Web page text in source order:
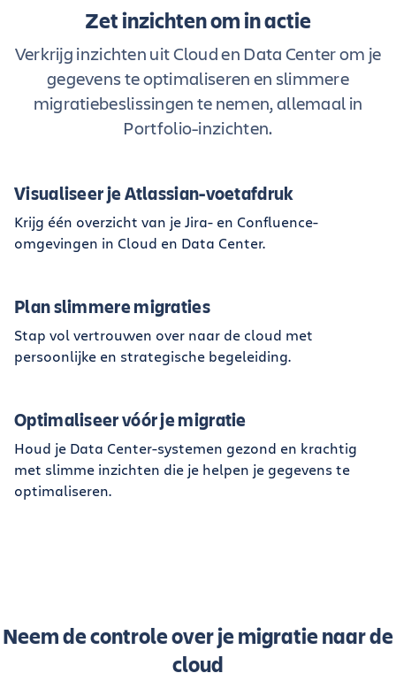
Zet inzichten om in actie
Verkrijg inzichten uit Cloud en Data Center om je
gegevens te optimaliseren en slimmere
migratiebeslissingen te nemen, allemaal in
Portfolio-inzichten.
Visualiseer je Atlassian-voetafdruk
Krijg één overzicht van je Jira- en Confluence-
omgevingen in Cloud en Data Center.
Plan slimmere migraties
Stap vol vertrouwen over naar de cloud met
persoonlijke en strategische begeleiding.
Optimaliseer vóór je migratie
Houd je Data Center-systemen gezond en krachtig
met slimme inzichten die je helpen je gegevens te
optimaliseren.
Neem de controle over je migratie naar de
cloud